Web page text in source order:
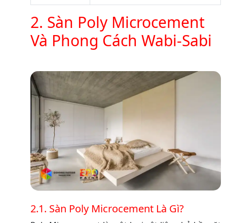
2. Sàn Poly Microcement
Và Phong Cách Wabi-Sabi
2.1. Sàn Poly Microcement Là Gì?